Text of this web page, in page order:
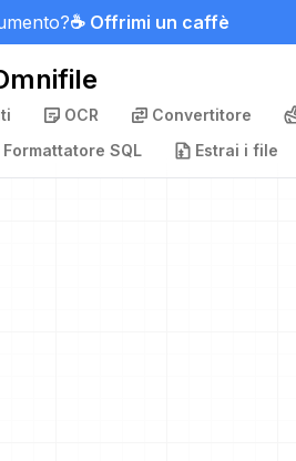
☕ Offrimi un caffè
OCR Convertitore
Formattatore SQL Estrai i file